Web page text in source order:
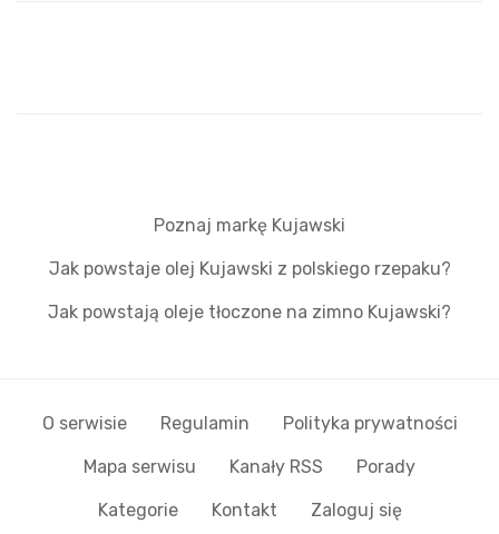
Poznaj markę Kujawski
Jak powstaje olej Kujawski z polskiego rzepaku?
Jak powstają oleje tłoczone na zimno Kujawski?
O serwisie Regulamin Polityka prywatności
Mapa serwisu Kanały RSS Porady
Kategorie Kontakt Zaloguj się